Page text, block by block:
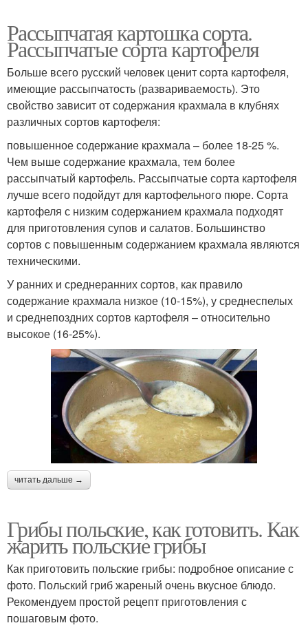
Рассыпчатая картошка сорта.
Рассыпчатые сорта картофеля
Больше всего русский человек ценит сорта картофеля,
имеющие рассыпчатость (развариваемость). Это
свойство зависит от содержания крахмала в клубнях
различных сортов картофеля:
повышенное содержание крахмала – более 18-25 %.
Чем выше содержание крахмала, тем более
рассыпчатый картофель. Рассыпчатые сорта картофеля
лучше всего подойдут для картофельного пюре. Сорта
картофеля с низким содержанием крахмала подходят
для приготовления супов и салатов. Большинство
сортов с повышенным содержанием крахмала являются
техническими.
У ранних и среднеранних сортов, как правило
содержание крахмала низкое (10-15%), у среднеспелых
и среднепоздних сортов картофеля – относительно
высокое (16-25%).
читать дальше →
Грибы польские, как готовить. Как
жарить польские грибы
Как приготовить польские грибы: подробное описание с
фото. Польский гриб жареный очень вкусное блюдо.
Рекомендуем простой рецепт приготовления с
пошаговым фото.